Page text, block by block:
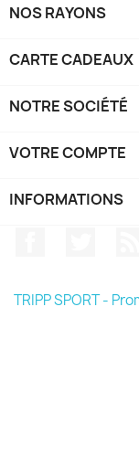
NOS RAYONS
CARTE CADEAUX
NOTRE SOCIÉTÉ
VOTRE COMPTE
INFORMATIONS
TRIPP SPORT -